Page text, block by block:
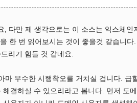
만 제 생각으로는 이 소스는 익스체인
한 번 읽어보시는 것이 좋을것 같습니다
리기 힘들 것 같네요.
무수한 시행착오를 거치실 겁니다. 급
결하실 수 있으리라고 봅니다. 먼저 도